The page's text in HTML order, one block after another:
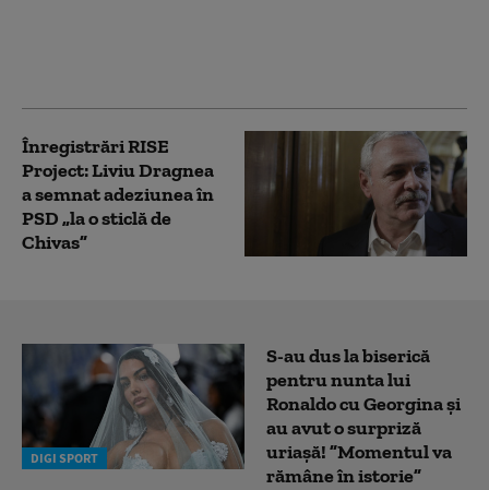
Înregistrări RISE
Project: Liviu Dragnea
a semnat adeziunea în
PSD „la o sticlă de
Chivas”
DIGI SPORT
S-au dus la biserică
pentru nunta lui
Ronaldo cu Georgina și
au avut o surpriză
uriașă! ”Momentul va
rămâne în istorie”